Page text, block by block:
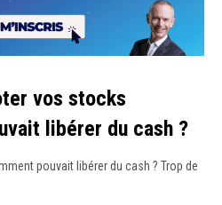
vos stocks
libérer du cash ?
pouvait libérer du cash ? Trop de